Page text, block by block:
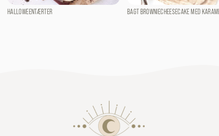
HALLOWEENTÆRTER BAGT BROWNIECHEESECAKE MED